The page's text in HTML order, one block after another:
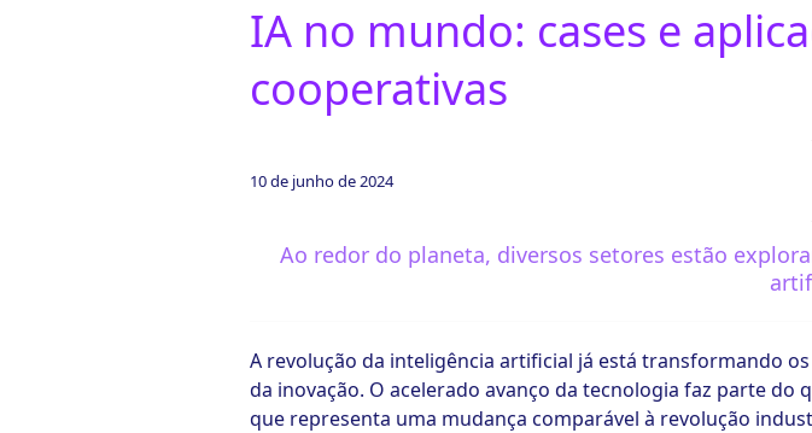
IA no mundo: cases e
cooperativas
10 de junho de 2024
Ao redor do planeta, diversos setores estão
A revolução da inteligência artificial já está transformando
da inovação. O acelerado avanço da tecnologia faz parte do
que representa uma mudança comparável à revolução